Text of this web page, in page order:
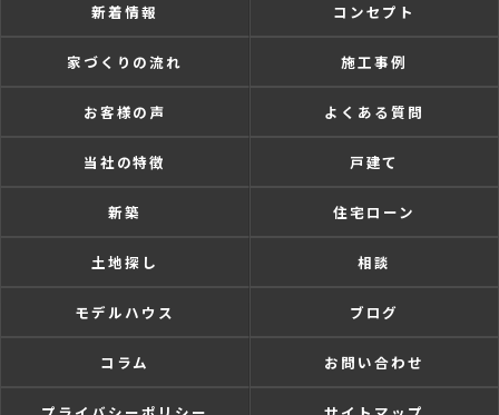
新着情報
コンセプト
家づくりの流れ 施工事例
お客様の声 よくある質問
当社の特徴 戸建て
新築 住宅ローン
土地探し 相談
モデルハウス ブログ
コラム お問い合わせ